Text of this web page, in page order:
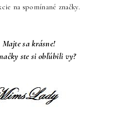
na spomínané značky.
Majte sa krásne!
ste si obľúbili vy?